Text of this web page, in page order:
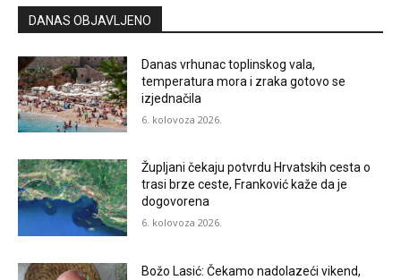
DANAS OBJAVLJENO
Danas vrhunac toplinskog vala,
temperatura mora i zraka gotovo se
izjednačila
6. kolovoza 2026.
Župljani čekaju potvrdu Hrvatskih cesta o
trasi brze ceste, Franković kaže da je
dogovorena
6. kolovoza 2026.
Božo Lasić: Čekamo nadolazeći vikend,